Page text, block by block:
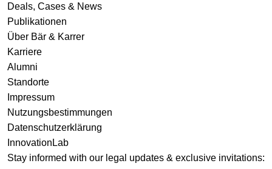
Deals, Cases & News
Publikationen
Über Bär & Karrer
Karriere
Alumni
Standorte
Impressum
Nutzungsbestimmungen
Datenschutzerklärung
InnovationLab
Stay informed with our legal updates & exclusive invitations: